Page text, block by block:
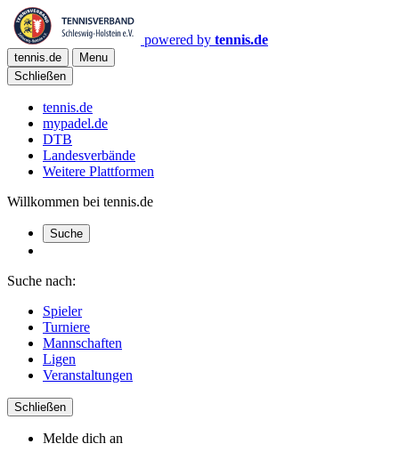
powered by tennis.de
tennis.de
Menu
Schließen
tennis.de
mypadel.de
DTB
Landesverbände
Weitere Plattformen
Willkommen bei tennis.de
Suche
Suche nach:
Spieler
Turniere
Mannschaften
Ligen
Veranstaltungen
Schließen
Melde dich an